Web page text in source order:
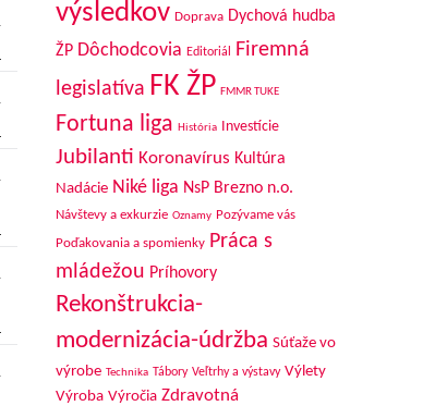
výsledkov Doprava Dychová hudba
ŽP Dôchodcovia Editoriál
Firemná
legislatíva FK ŽP FMMR TUKE
Fortuna liga História Investície
Jubilanti Koronavírus Kultúra
Nadácie Niké liga NsP Brezno n.o.
Návštevy a exkurzie Oznamy Pozývame vás
Poďakovania a spomienky Práca s
mládežou Príhovory
Rekonštrukcia-
modernizácia-údržba Súťaže vo
výrobe Technika Tábory Veľtrhy a výstavy Výlety
Výroba Výročia Zdravotná